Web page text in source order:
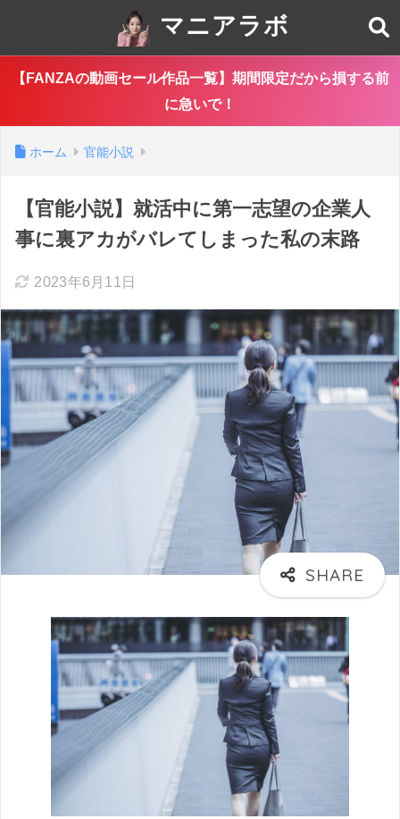
マニアラボ
【FANZAの動画セール作品一覧】期間限定だから損する前
に急いで！
ホーム 官能小説
【官能小説】就活中に第一志望の企業人
事に裏アカがバレてしまった私の末路
2023年6月11日